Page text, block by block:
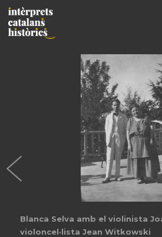
Blanca Selva amb el violinista
violoncel·lista Jean Witkowski